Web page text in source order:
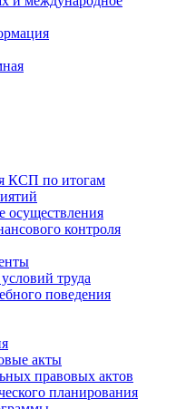
КСП по итогам
осуществления
контроля
труда
поведения
акты
правовых актов
планирования